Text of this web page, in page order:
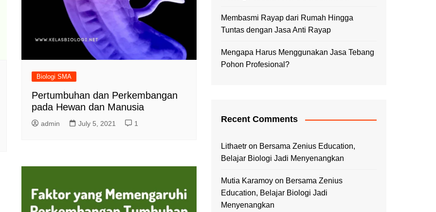
Biologi SMA
Pertumbuhan dan Perkembangan
pada Hewan dan Manusia
admin July 5, 2021 1
Membasmi Rayap dari Rumah Hingga
Tuntas dengan Jasa Anti Rayap
Mengapa Harus Menggunakan Jasa Tebang
Pohon Profesional?
Recent Comments
Lithaetr on Bersama Zenius Education,
Belajar Biologi Jadi Menyenangkan
Mutia Karamoy on Bersama Zenius
Education, Belajar Biologi Jadi
Menyenangkan